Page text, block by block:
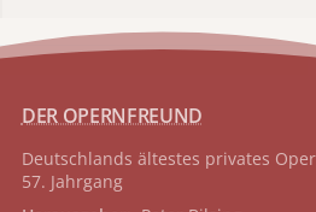
DER OPERNFREUND
Deutschlands ältestes privates
57. Jahrgang